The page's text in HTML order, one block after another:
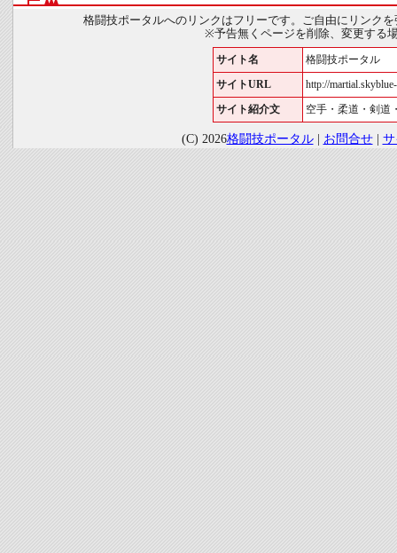
格闘技ポータルへのリンクはフリーです。ご自由にリンク
※予告無くページを削除、変更する
サイト名 格闘技ポータル
サイトURL http://
サイト紹介文 空手・柔道・剣道
(C) 2026格闘技ポータル| お問合せ|